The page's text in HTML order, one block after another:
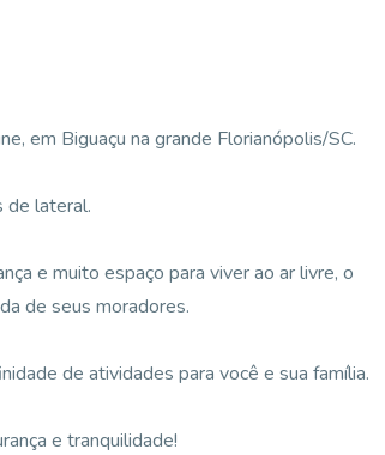
em Biguaçu na grande Florianópolis/SC.
lateral.
e muito espaço para viver ao ar livre, o
de seus moradores.
de atividades para você e sua família.
e tranquilidade!